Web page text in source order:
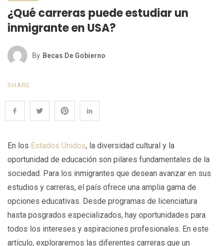
¿Qué carreras puede estudiar un
inmigrante en USA?
By Becas De Gobierno
SHARE
En los Estados Unidos, la diversidad cultural y la
oportunidad de educación son pilares fundamentales de la
sociedad. Para los inmigrantes que desean avanzar en sus
estudios y carreras, el país ofrece una amplia gama de
opciones educativas. Desde programas de licenciatura
hasta posgrados especializados, hay oportunidades para
todos los intereses y aspiraciones profesionales. En este
artículo, exploraremos las diferentes carreras que un